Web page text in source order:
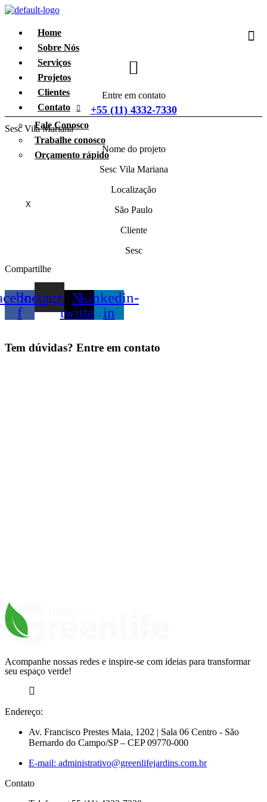
Home
Sobre Nós
Serviços
Projetos
Clientes
Contato
Fale Conosco
Trabalhe conosco
Orçamento rápido
X
Entre em contato
+55 (11) 4332-7330
Sesc Vila Mariana
Nome do projeto
Sesc Vila Mariana
Localização
São Paulo
Cliente
Sesc
Compartilhe
f
InstagramX-
twitter
Linkedin-
in
Tem dúvidas? Entre em contato
Acompanhe nossas redes e inspire-se com ideias para transformar
seu espaço verde!
Endereço:
Av. Francisco Prestes Maia, 1202 | Sala 06 Centro - São
Bernardo do Campo/SP – CEP 09770-000
E-mail: administrativo@greenlifejardins.com.br
Contato